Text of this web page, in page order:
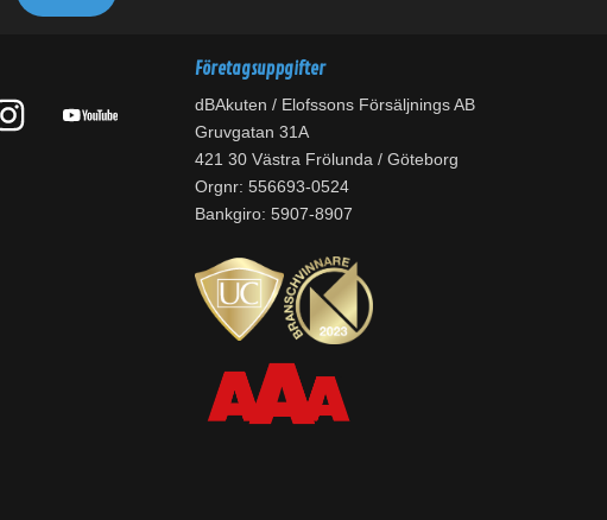
Företagsuppgifter
dBAkuten / Elofssons Försäljnings AB
Gruvgatan 31A
421 30 Västra Frölunda / Göteborg
Orgnr: 556693-0524
Bankgiro: 5907-8907